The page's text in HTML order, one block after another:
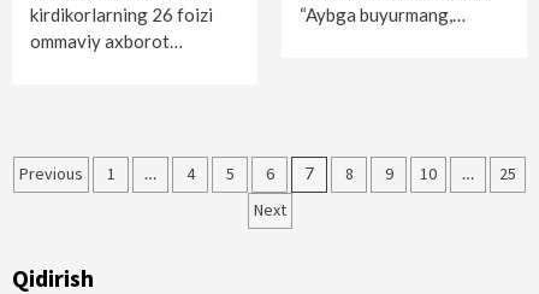
kirdikorlarning 26 foizi
ommaviy axborot…
“Aybga buyurmang,…
Maqolalar
Previous 1 … 4 5 6 7 8 9 10 …
25
Next
Qidirish